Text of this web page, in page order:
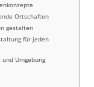
Ortschaften
gestalten
für jeden
Umgebung